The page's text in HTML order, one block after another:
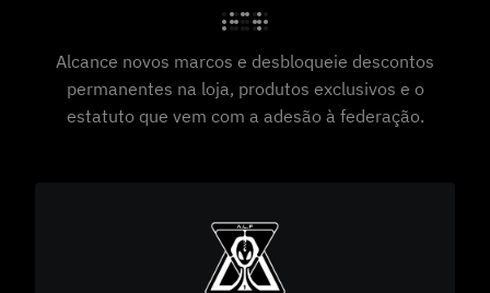
Alcance novos marcos e desbloqueie descontos
permanentes na loja, produtos exclusivos e o
estatuto que vem com a adesão à federação.